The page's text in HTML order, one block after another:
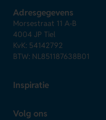
Adresgegevens
Morsestraat 11 A-B
4004 JP Tiel
KvK: 54142792
BTW: NL851187638B01
Inspiratie
Volg ons